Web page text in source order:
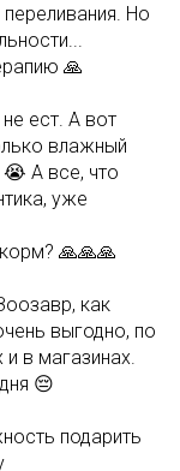
Но
🙏
ест. А вот
влажный
А все, что
уже
🙏🙏🙏
как
выгодно, по
в магазинах.
😔
подарить